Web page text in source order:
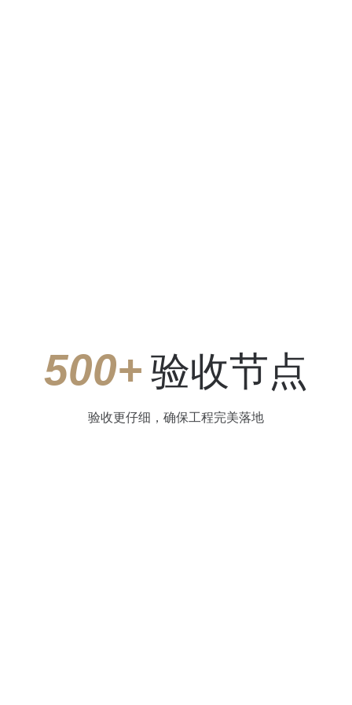
500+ 验收节点
验收更仔细，确保工程完美落地